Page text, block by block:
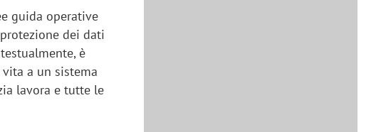
guida operative
dei dati
è
a un sistema
lavora e tutte le